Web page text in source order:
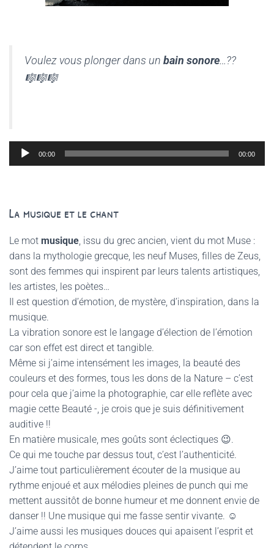
Voulez vous plonger dans un bain sonore…??
🎼🎼🎼
Lecteur
audio
00:00 00:00
La musique et le chant
Le mot musique, issu du grec ancien, vient du mot Muse :
dans la mythologie grecque, les neuf Muses, filles de Zeus,
sont des femmes qui inspirent par leurs talents artistiques,
les artistes, les poètes…
Il est question d’émotion, de mystère, d’inspiration, dans la
musique.
La vibration sonore est le langage d’élection de l’émotion
car son effet est direct et tangible.
Même si j’aime intensément les images, la beauté des
couleurs et des formes, tous les dons de la Nature – c’est
pour cela que j’aime la photographie, car elle reflète avec
magie cette Beauté -, je crois que je suis définitivement
auditive !!
En matière musicale, mes goûts sont éclectiques 😉.
Ce qui me touche par dessus tout, c’est l’authenticité.
J’aime tout particulièrement écouter de la musique au
rythme enjoué et aux mélodies pleines de punch qui me
mettent aussitôt de bonne humeur et me donnent envie de
danser !! Une musique qui me fasse sentir vivante. ☺️
J’aime aussi les musiques douces qui apaisent l’esprit et